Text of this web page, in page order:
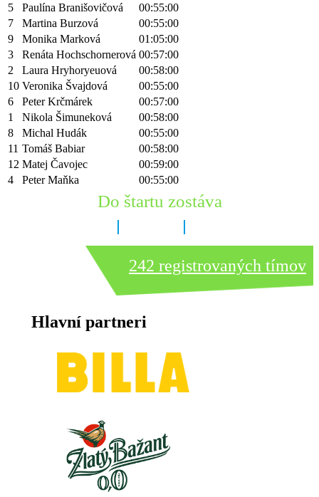
5
Paulína Branišovičová
00:55:00
7
Martina Burzová
00:55:00
9
Monika Marková
01:05:00
3
Renáta Hochschornerová 00:57:00
2
Laura Hryhoryeuová
00:58:00
10 Veronika Švajdová
00:55:00
6
Peter Krčmárek
00:57:00
1
Nikola Šimuneková
00:58:00
8
Michal Hudák
00:55:00
11 Tomáš Babiar
00:58:00
12 Matej Čavojec
00:59:00
4
Peter Maňka 00:55:00
Do štartu zostáva
242 registrovaných tímov
Hlavní partneri